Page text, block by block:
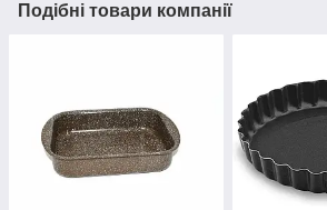
Подібні товари компанії